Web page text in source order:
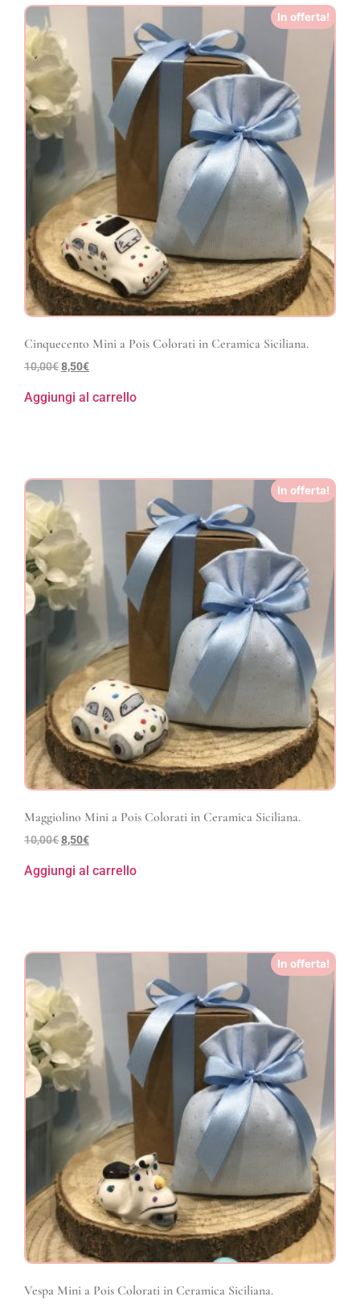
In offerta!
Cinquecento Mini a Pois Colorati in Ceramica Siciliana.
10,00€8,50€
Aggiungi al carrello
In offerta!
Maggiolino Mini a Pois Colorati in Ceramica Siciliana.
10,00€8,50€
Aggiungi al carrello
In offerta!
Vespa Mini a Pois Colorati in Ceramica Siciliana.